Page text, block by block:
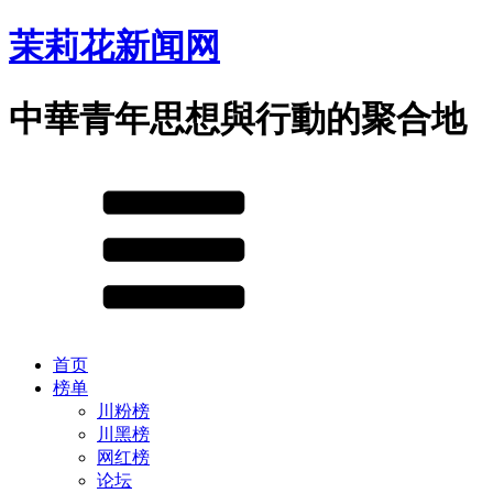
茉莉花新闻网
中華青年思想與行動的聚合地
首页
榜单
川粉榜
川黑榜
网红榜
论坛